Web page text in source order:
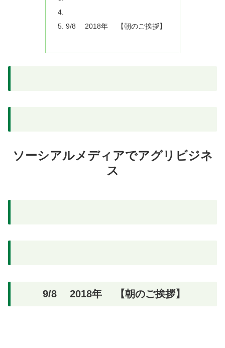
9/8 2018年 【朝のご挨拶】
ソーシアルメディアでアグリビジネ
ス
9/8 2018年 【朝のご挨拶】